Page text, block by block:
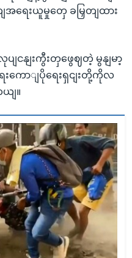
အရေးယူမှုတှေ ခမြှတျထား
လုပျငနျးကွီးတှဖွေဈတဲ့ မွနျမာ့
ေးကောျပိုရေးရှငျးတို့ကိုလ
ျ။